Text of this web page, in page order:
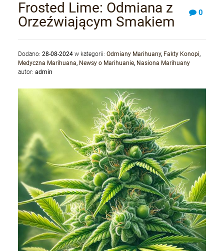
Frosted Lime: Odmiana z
Orzeźwiającym Smakiem
0
Dodano:28-08-2024 w kategorii:Odmiany Marihuany, Fakty Konopi,
Medyczna Marihuana, Newsy o Marihuanie, Nasiona Marihuany
autor:admin